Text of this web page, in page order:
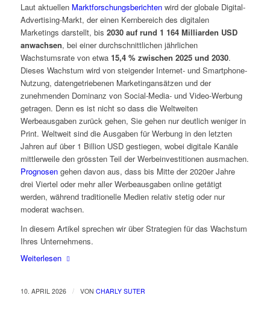
Laut aktuellen Marktforschungsberichtenwird der globale Digital-
Advertising‐Markt, der einen Kernbereich des digitalen
Marketings darstellt, bis 2030 auf rund 1 164 Milliarden USD
anwachsen, bei einer durchschnittlichen jährlichen
Wachstumsrate von etwa 15,4 % zwischen 2025 und 2030.
Dieses Wachstum wird von steigender Internet- und Smartphone-
Nutzung, datengetriebenen Marketingansätzen und der
zunehmenden Dominanz von Social-Media- und Video-Werbung
getragen. Denn es ist nicht so dass die Weltweiten
Werbeausgaben zurück gehen, Sie gehen nur deutlich weniger in
Print. Weltweit sind die Ausgaben für Werbung in den letzten
Jahren auf über 1 Billion USD gestiegen, wobei digitale Kanäle
mittlerweile den grössten Teil der Werbeinvestitionen ausmachen.
Prognosengehen davon aus, dass bis Mitte der 2020er Jahre
drei Viertel oder mehr aller Werbeausgaben online getätigt
werden, während traditionelle Medien relativ stetig oder nur
moderat wachsen.
In diesem Artikel sprechen wir über Strategien für das Wachstum
Ihres Unternehmens.
Weiterlesen
10. APRIL 2026 / VON CHARLY SUTER